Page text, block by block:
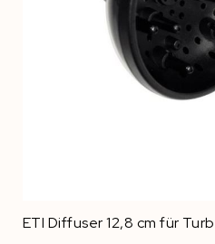
ETI Diffuser 12,8 cm für